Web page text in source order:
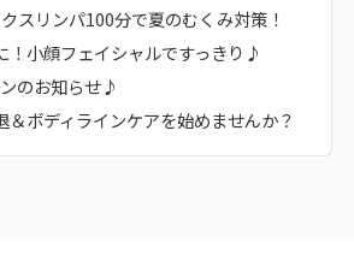
スリンパ100分で夏のむくみ対策！
！小顔フェイシャルですっきり♪
のお知らせ♪
＆ボディラインケアを始めませんか？